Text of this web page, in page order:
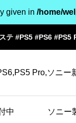
given in /home/
テ #PS5 #PS6
Pro,ソニー
中 ソニー